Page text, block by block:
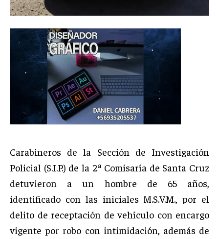
Carabineros de la Sección de Investigación
Policial (S.I.P.) de la 2ª Comisaría de Santa Cruz
detuvieron a un hombre de 65 años,
identificado con las iniciales M.S.V.M., por el
delito de receptación de vehículo con encargo
vigente por robo con intimidación, además de